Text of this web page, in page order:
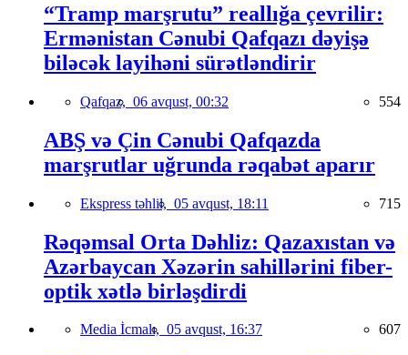
“Tramp marşrutu” reallığa çevrilir:
Ermənistan Cənubi Qafqazı dəyişə
biləcək layihəni sürətləndirir
Qafqaz, 06 avqust, 00:32 554
ABŞ və Çin Cənubi Qafqazda
marşrutlar uğrunda rəqabət aparır
Ekspress təhlil, 05 avqust, 18:11 715
Rəqəmsal Orta Dəhliz: Qazaxıstan və
Azərbaycan Xəzərin sahillərini fiber-
optik xətlə birləşdirdi
Media İcmalı, 05 avqust, 16:37 607